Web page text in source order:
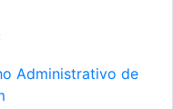
Administrativo de